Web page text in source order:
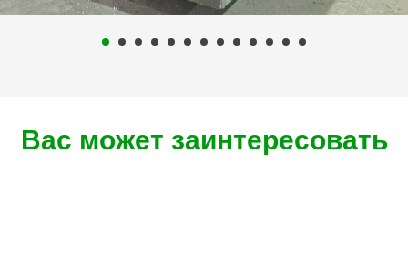
Вас может заинтересовать